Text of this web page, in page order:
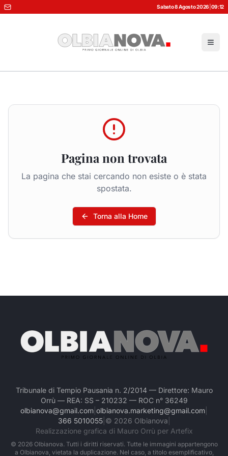
Sabato 8 Agosto 2026 09:12
Pagina non trovata
La pagina che stai cercando non esiste o è stata
spostata.
Torna alla Home
Tribunale di Tempio Pausania n. 2/2014 — Direttore: Mauro
Orrù — REA: SS – 210232 — ROC n° 36249
olbianova@gmail.com olbianova.marketing@gmail.com
366 5010055| © 2026 Olbianova
Realizzazione grafica di Mauro Orrù per Artefix
© 2026Olbianova. Tutti i diritti riservati. Tutte le immagini appartengono
a Olbianova, vietata la duplicazione. Nel caso, a titolo esemplificativo,